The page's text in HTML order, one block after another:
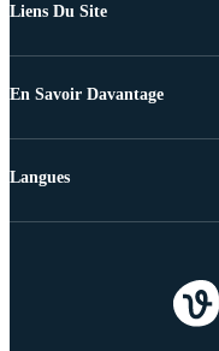
Liens Du Site
En Savoir Davantage
Langues